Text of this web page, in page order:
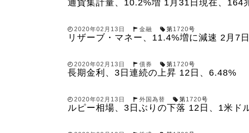
通貨集計量、10.2%増 1月31日現在、164
2020年02月13日 金融 第1720号
リザーブ・マネー、11.4%増に減速 2月7
2020年02月13日 債券 第1720号
長期金利、3日連続の上昇 12日、6.48%
2020年02月13日 外国為替 第1720号
ルピー相場、3日ぶりの下落 12日、1米ド